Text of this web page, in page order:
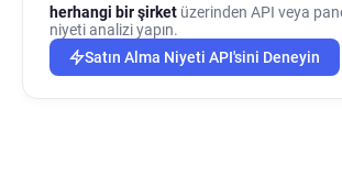
herhangi bir şirket üzerinden API veya
niyeti analizi yapın.
Satın Alma Niyeti API'sini Deneyin